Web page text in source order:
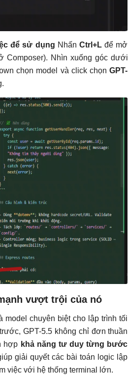
để sử dụng NhấnCtrl+L để mở
Composer). Nhìn xuống góc dưới
chọn model và click chọnGPT-
vượt trội của nó
chuyên biệt cho lập trình tối
GPT-5.5 không chỉ đơn thuần
hợp khả năng tư duy từng bước
giải quyết các bài toán logic lập
việc với hệ thống terminal lớn.